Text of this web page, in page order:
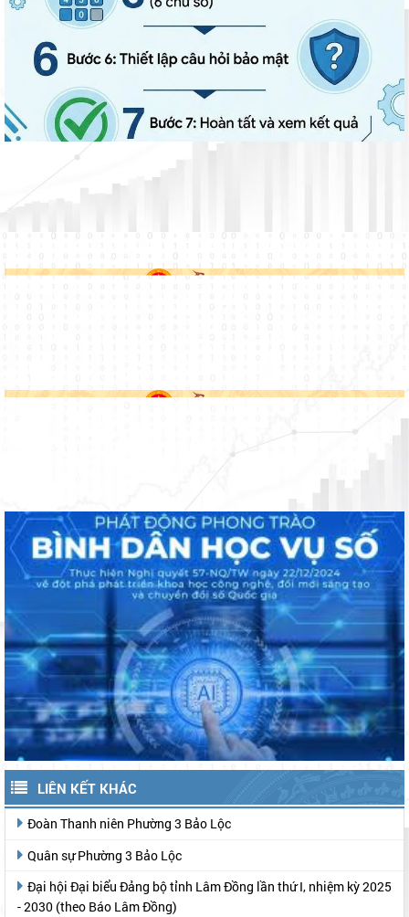
LIÊN KẾT KHÁC
Đoàn Thanh niên Phường 3 Bảo Lộc
Quân sự Phường 3 Bảo Lộc
- 2030 (theo Báo Lâm Đồng)